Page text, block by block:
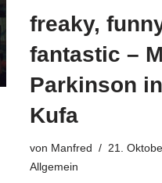
freaky,
fantastic –
Parkinson
Kufa
von Manfred
21.
Allgemein